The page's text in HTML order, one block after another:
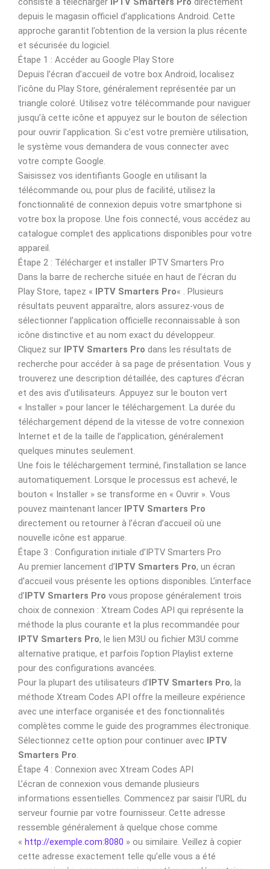
depuis le magasin officiel d’applications Android. Cette
approche garantit l’obtention de la version la plus récente
et sécurisée du logiciel.
Étape 1 : Accéder au Google Play Store
Depuis l’écran d’accueil de votre box Android, localisez
l’icône du Play Store, généralement représentée par un
triangle coloré. Utilisez votre télécommande pour naviguer
jusqu’à cette icône et appuyez sur le bouton de sélection
pour ouvrir l’application. Si c’est votre première utilisation,
le système vous demandera de vous connecter avec
votre compte Google.
Saisissez vos identifiants Google en utilisant la
télécommande ou, pour plus de facilité, utilisez la
fonctionnalité de connexion depuis votre smartphone si
votre box la propose. Une fois connecté, vous accédez au
catalogue complet des applications disponibles pour votre
appareil.
Étape 2 : Télécharger et installer IPTV Smarters Pro
Dans la barre de recherche située en haut de l’écran du
Play Store, tapez « IPTV Smarters Pro« . Plusieurs
résultats peuvent apparaître, alors assurez-vous de
sélectionner l’application officielle reconnaissable à son
icône distinctive et au nom exact du développeur.
Cliquez sur IPTV Smarters Pro dans les résultats de
recherche pour accéder à sa page de présentation. Vous y
trouverez une description détaillée, des captures d’écran
et des avis d’utilisateurs. Appuyez sur le bouton vert
« Installer » pour lancer le téléchargement. La durée du
téléchargement dépend de la vitesse de votre connexion
Internet et de la taille de l’application, généralement
quelques minutes seulement.
Une fois le téléchargement terminé, l’installation se lance
automatiquement. Lorsque le processus est achevé, le
bouton « Installer » se transforme en « Ouvrir ». Vous
pouvez maintenant lancer IPTV Smarters Pro
directement ou retourner à l’écran d’accueil où une
nouvelle icône est apparue.
Étape 3 : Configuration initiale d’IPTV Smarters Pro
Au premier lancement d’IPTV Smarters Pro, un écran
d’accueil vous présente les options disponibles. L’interface
d’IPTV Smarters Pro vous propose généralement trois
choix de connexion : Xtream Codes API qui représente la
méthode la plus courante et la plus recommandée pour
IPTV Smarters Pro, le lien M3U ou fichier M3U comme
alternative pratique, et parfois l’option Playlist externe
pour des configurations avancées.
Pour la plupart des utilisateurs d’IPTV Smarters Pro, la
méthode Xtream Codes API offre la meilleure expérience
avec une interface organisée et des fonctionnalités
complètes comme le guide des programmes électronique.
Sélectionnez cette option pour continuer avec IPTV
Smarters Pro.
Étape 4 : Connexion avec Xtream Codes API
L’écran de connexion vous demande plusieurs
informations essentielles. Commencez par saisir l’URL du
serveur fournie par votre fournisseur. Cette adresse
ressemble généralement à quelque chose comme
« http://exemple.com:8080 » ou similaire. Veillez à copier
cette adresse exactement telle qu’elle vous a été